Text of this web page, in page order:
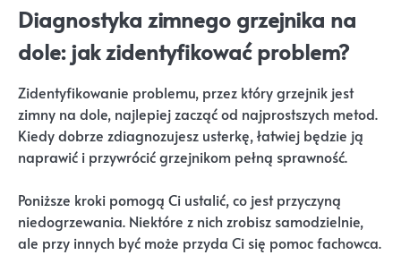
Diagnostyka zimnego grzejnika na
dole: jak zidentyfikować problem?
Zidentyfikowanie problemu, przez który grzejnik jest
zimny na dole, najlepiej zacząć od najprostszych metod.
Kiedy dobrze zdiagnozujesz usterkę, łatwiej będzie ją
naprawić i przywrócić grzejnikom pełną sprawność.
Poniższe kroki pomogą Ci ustalić, co jest przyczyną
niedogrzewania. Niektóre z nich zrobisz samodzielnie,
ale przy innych być może przyda Ci się pomoc fachowca.